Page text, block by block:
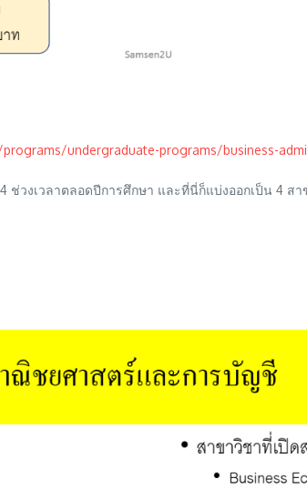
undergraduate-programs/business-
ช่วงเวลาตลอดปีการศึกษา และที่นี่ก็แบ่งออกเป็น 4 ส